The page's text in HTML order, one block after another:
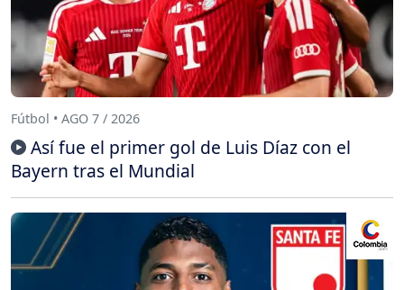
Fútbol • AGO 7 / 2026
Así fue el primer gol de Luis Díaz con el
Bayern tras el Mundial